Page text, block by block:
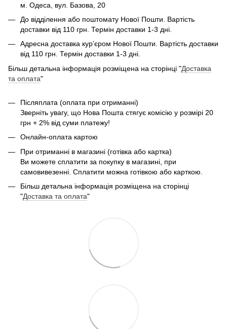
м. Одеса, вул. Базова, 20
До відділення або поштомату Нової Пошти. Вартість
доставки від 110 грн. Термін доставки 1-3 дні.
Адресна доставка курʼєром Нової Пошти. Вартість доставки
від 110 грн. Термін доставки 1-3 дні.
Більш детальна інформація розміщена на сторінці "Доставка
та оплата"
Післяплата (оплата при отриманні)
Зверніть увагу, що Нова Пошта стягує комісію у розмірі 20
грн + 2% від суми платежу!
Онлайн-оплата картою
При отриманні в магазині (готівка або картка)
Ви можете сплатити за покупку в магазині, при
самовивезенні. Сплатити можна готівкою або карткою.
Більш детальна інформація розміщена на сторінці
"Доставка та оплата"